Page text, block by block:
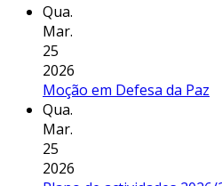
Qua.
Mar.
25
2026
Moção em Defesa da Paz
Qua.
Mar.
25
2026